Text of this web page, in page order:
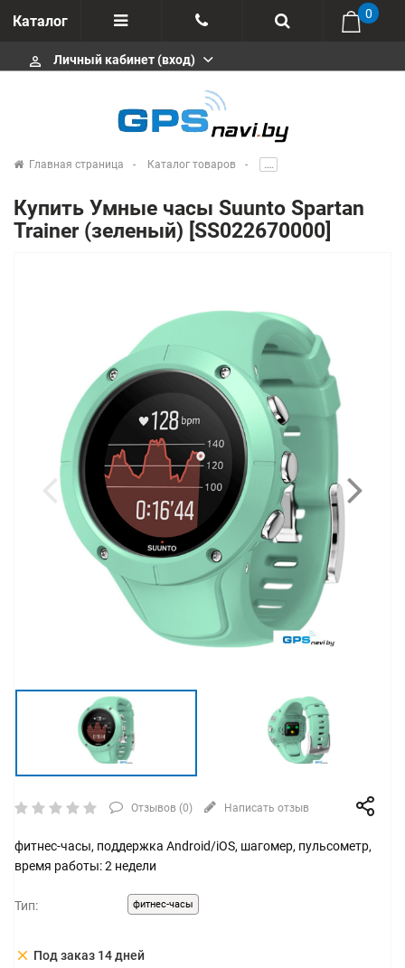
Каталог
Отзывы
+375 291646666
msa333
info@gpsnavi.by
0
perm_identity Личный кабинет (вход)
Главная страница Каталог товаров .....
Купить Умные часы Suunto Spartan
Trainer (зеленый) [SS022670000]
Отзывов (0) Написать отзыв
фитнес-часы, поддержка Android/iOS, шагомер, пульсометр,
время работы: 2 недели
Тип: фитнес-часы
clear Под заказ 14 дней